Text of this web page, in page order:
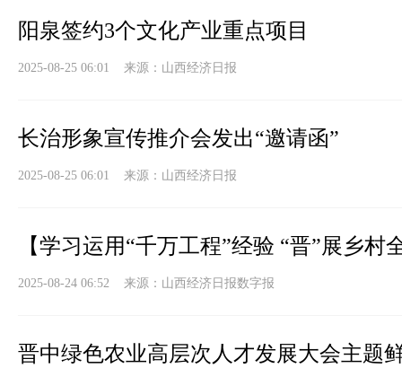
阳泉签约3个文化产业重点项目
2025-08-25 06:01 来源： 山西经济日报
长治形象宣传推介会发出“邀请函”
2025-08-25 06:01 来源： 山西经济日报
【学习运用“千万工程”经验 “晋”展乡
2025-08-24 06:52 来源： 山西经济日报数字报
晋中绿色农业高层次人才发展大会主题